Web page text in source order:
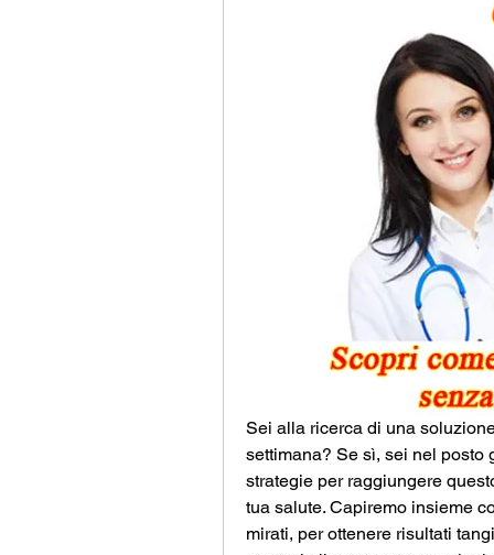
Sei alla ricerca di una
settimana? Se sì, sei nel posto
strategie per raggiungere
tua salute. Capiremo insieme
mirati, per ottenere risultati